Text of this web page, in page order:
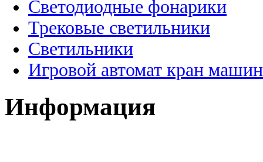
Светодиодные фонарики
Трековые светильники
Светильники
Игровой автомат кран
Информация